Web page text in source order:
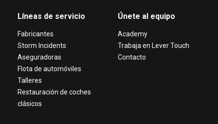
Líneas de servicio
Fabricantes
Storm Incidents
Aseguradoras
Flota de automóviles
Talleres
Restauración de coches
clásicos
Únete al equipo
Academy
Trabaja en Lever Touch
Contacto